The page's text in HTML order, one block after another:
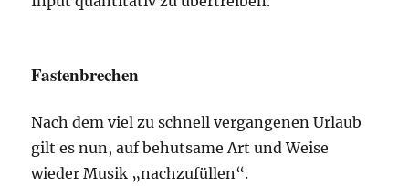
Fastenbrechen
Nach dem viel zu schnell vergangenen Urlaub
gilt es nun, auf behutsame Art und Weise
wieder Musik „nachzufüllen“.